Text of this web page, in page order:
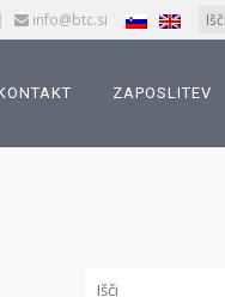
| info@btc.si
ZAPOSLITEV